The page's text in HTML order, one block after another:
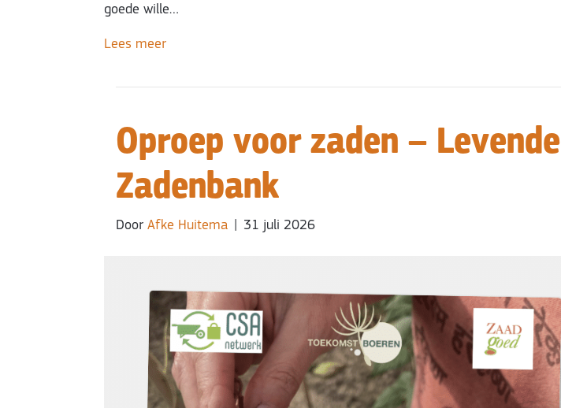
goede wille…
Lees meer
Oproep voor zaden – Levende
Zadenbank
Door Afke Huitema 31 juli 2026